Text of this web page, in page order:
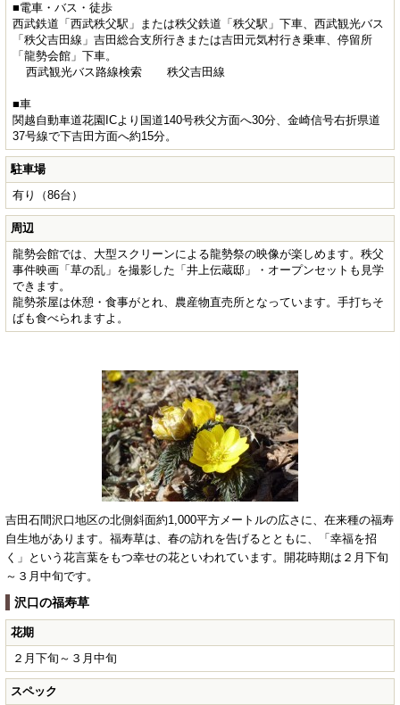
■電車・バス・徒歩
西武鉄道「西武秩父駅」または秩父鉄道「秩父駅」下車、西武観光バス
「秩父吉田線」吉田総合支所行きまたは吉田元気村行き乗車、停留所
「龍勢会館」下車。
西武観光バス路線検索
秩父吉田線
■車
関越自動車道花園ICより国道140号秩父方面へ30分、金崎信号右折県道
37号線で下吉田方面へ約15分。
駐車場
有り（86台）
周辺
龍勢会館では、大型スクリーンによる龍勢祭の映像が楽しめます。秩父
事件映画「草の乱」を撮影した「井上伝蔵邸」・オープンセットも見学
できます。
龍勢茶屋は休憩・食事がとれ、農産物直売所となっています。手打ちそ
ばも食べられますよ。
吉田石間沢口地区の北側斜面約1,000平方メートルの広さに、在来種の福寿
自生地があります。福寿草は、春の訪れを告げるとともに、「幸福を招
く」という花言葉をもつ幸せの花といわれています。開花時期は２月下旬
～３月中旬です。
沢口の福寿草
花期
２月下旬～３月中旬
スペック